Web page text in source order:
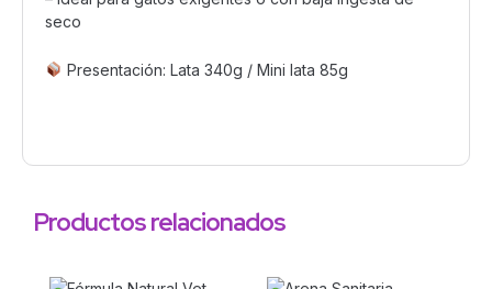
seco
Presentación: Lata 340g / Mini lata 85g
Productos relacionados